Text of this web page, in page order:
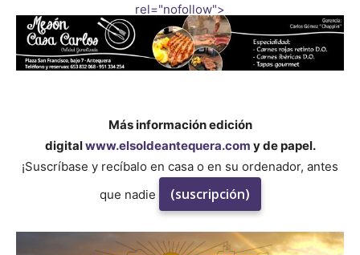
rel="nofollow">
Más información edición
digitalwww.elsoldeantequera.com y de papel.
¡Suscríbase y recíbalo en casa o en su ordenador, antes
que nadie
(suscripción)